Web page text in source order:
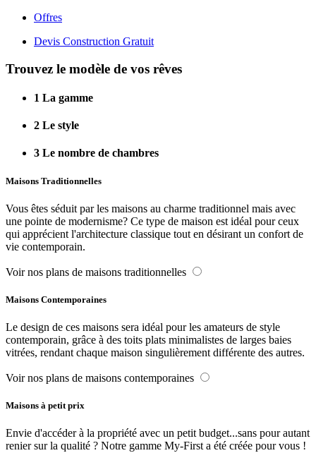
Offres
Devis Construction Gratuit
Trouvez le modèle de vos rêves
1 La gamme
2 Le style
3 Le nombre de chambres
Maisons Traditionnelles
Vous êtes séduit par les maisons au charme traditionnel mais avec
une pointe de modernisme? Ce type de maison est idéal pour ceux
qui apprécient l'architecture classique tout en désirant un confort de
vie contemporain.
Voir nos plans de maisons traditionnelles
Maisons Contemporaines
Le design de ces maisons sera idéal pour les amateurs de style
contemporain, grâce à des toits plats minimalistes de larges baies
vitrées, rendant chaque maison singulièrement différente des autres.
Voir nos plans de maisons contemporaines
Maisons à petit prix
Envie d'accéder à la propriété avec un petit budget...sans pour autant
renier sur la qualité ? Notre gamme My-First a été créée pour vous !